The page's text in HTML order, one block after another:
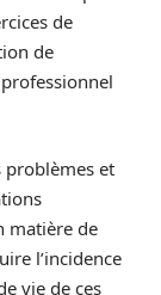
de
de
problèmes et
matière de
l’incidence
vie de ces